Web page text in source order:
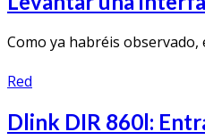
Como ya habréis
Red
Dlink DIR 860l: